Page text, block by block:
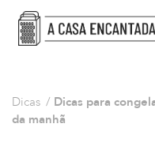
Dicas / Dicas para
da manhã